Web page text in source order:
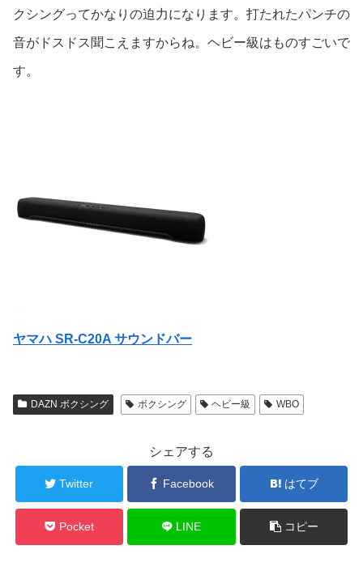
クシングってかなりの迫力になります。打たれたパンチの
音がドスドス聞こえますからね。ヘビー級はものすごいで
す。
ヤマハ SR-C20A サウンドバー
DAZN ボクシング ボクシング ヘビー級 WBO
シェアする
Twitter Facebook はてブ
Pocket LINE コピー